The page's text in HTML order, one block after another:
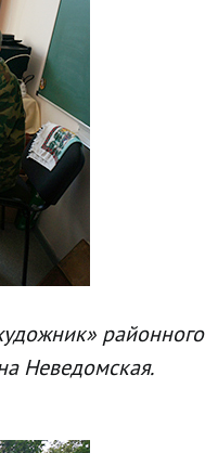
районного
Неведомская.